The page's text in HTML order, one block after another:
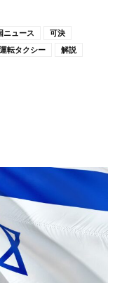
ニュース
可決
転タクシー
解説